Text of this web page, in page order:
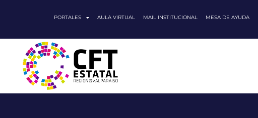
PORTALES AULA VIRTUAL MAIL INSTITUCIONAL MESA DE AYUDA